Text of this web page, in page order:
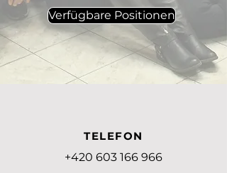
Verfügbare Positionen
TELEFON
+420 603 166 966